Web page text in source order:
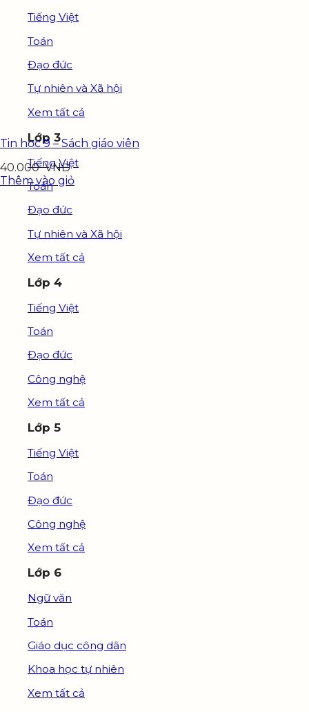
Tiếng Việt
Toán
Đạo đức
Tự nhiên và Xã hội
Xem tất cả
Lớp 3
Tiếng Việt
Toán
Đạo đức
Tự nhiên và Xã hội
Xem tất cả
Lớp 4
Tiếng Việt
Toán
Đạo đức
Công nghệ
Xem tất cả
Lớp 5
Tiếng Việt
Toán
Đạo đức
Công nghệ
Xem tất cả
Lớp 6
Ngữ văn
Toán
Giáo dục công dân
Khoa học tự nhiên
Xem tất cả
Tin học 9 – Sách giáo viên
40.000VNĐ
Thêm vào giỏ